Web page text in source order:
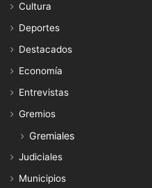
Cultura
Deportes
Destacados
Economía
Entrevistas
Gremios
Gremiales
Judiciales
Municipios